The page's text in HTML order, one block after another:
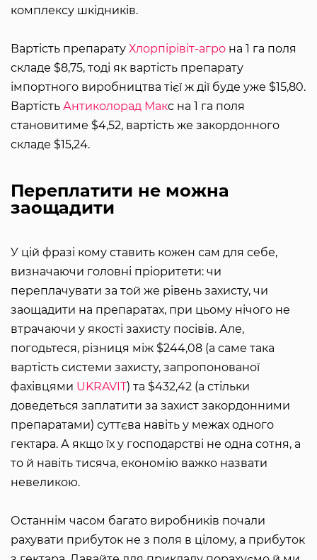
комплексу шкідників.
Вартість препарату Хлорпірівіт-агро на 1 га поля
складе $8,75, тоді як вартість препарату
імпортного виробництва тієї ж дії буде уже $15,80.
Вартість Антиколорад Макс на 1 га поля
становитиме $4,52, вартість же закордонного
складе $15,24.
Переплатити не можна
заощадити
У цій фразі кому ставить кожен сам для себе,
визначаючи головні пріоритети: чи
переплачувати за той же рівень захисту, чи
заощадити на препаратах, при цьому нічого не
втрачаючи у якості захисту посівів. Але,
погодьтеся, різниця між $244,08 (а саме така
вартість системи захисту, запропонованої
фахівцями UKRAVIT) та $432,42 (а стільки
доведеться заплатити за захист закордонними
препаратами) суттєва навіть у межах одного
гектара. А якщо їх у господарстві не одна сотня, а
то й навіть тисяча, економію важко назвати
невеликою.
Останнім часом багато виробників почали
рахувати прибуток не з поля в цілому, а прибуток